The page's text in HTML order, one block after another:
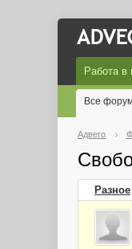
Работа в
Все
Адвего
Разное